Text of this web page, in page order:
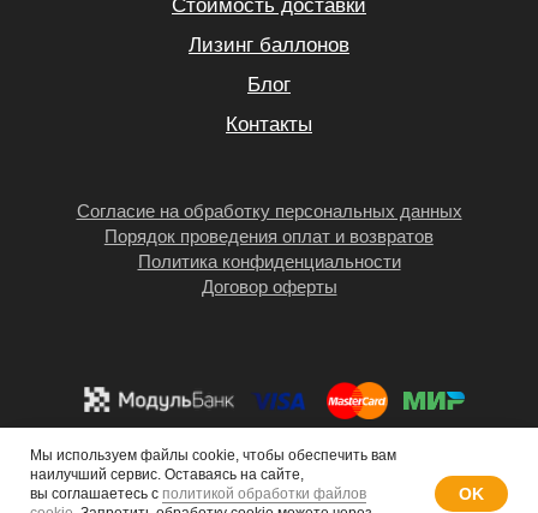
Мы используем файлы cookie, чтобы обеспечить вам
наилучший сервис. Оставаясь на сайте,
вы соглашаетесь с политикой обработки файлов
OK